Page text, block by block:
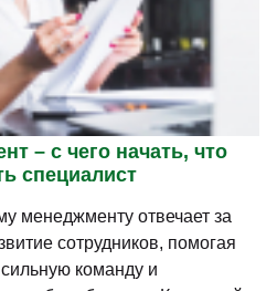
– с чего начать, что
специалист
менеджменту отвечает за
сотрудников, помогая
команду и